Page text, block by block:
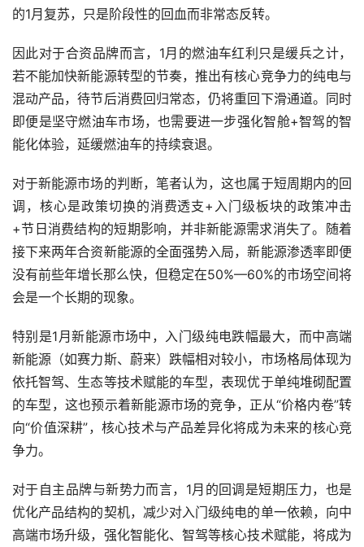
的1月复苏，只是阶段性的回血而非常态反转。
因此对于合资品牌而言，1月的燃油车红利只是缓兵之计，
若不能加快新能源转型的节奏，推出有核心竞争力的纯电与
混动产品，待节后消费回归常态，仍将重回下滑通道。同时
即便是坚守燃油车市场，也需要进一步强化智舱+智驾的智
能化体验，延缓燃油车的持续衰退。
对于新能源市场的判断，笔者认为，这也属于短周期内的回
调，核心是政策切换的消费透支+入门级板块的政策冲击
+节日消费结构的短期影响，并非新能源需求消失了。随着
接下来两年合资新能源的全面强势入局，新能源渗透率即便
没有前些年增长那么快，但稳定在50%—60%的市场空间将
会是一个长期的现象。
特别是1月新能源市场中，入门级纯电跌幅最大，而中高端
新能源（如赛力斯、蔚来）跌幅相对较小，市场格局体现为
依托智驾、生态等技术赋能的车型，表现优于单纯堆砌配置
的车型，这也预示着新能源市场的竞争，正从“价格内卷”转
向“价值深耕”，核心技术与产品差异化将成为未来的核心竞
争力。
对于自主品牌与新势力而言，1月的回调是短期压力，也是
优化产品结构的契机，减少对入门级纯电的单一依赖，向中
高端市场升级，强化智能化、智驾等核心技术赋能，将成为